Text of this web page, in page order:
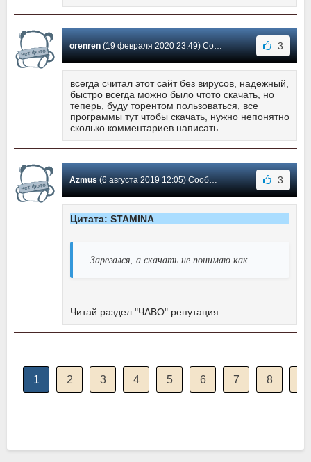
orenren(19 февраля 2020 23:49) Сообщение #1758 3
всегда считал этот сайт без вирусов, надежный,
быстро всегда можно было чтото скачать, но
теперь, буду торентом пользоваться, все
программы тут чтобы скачать, нужно непонятно
сколько комментариев написать...
Azmus(6 августа 2019 12:05) Сообщение #1757 3
Цитата: STAMINA
Зарегался, а скачать не понимаю как
Читай раздел "ЧАВО" репутация.
1 2 3 4 5 6 7 8